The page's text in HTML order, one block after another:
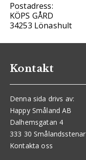
Postadress:
KÖPS GÅRD
34253 Lönashult
Kontakt
Denna sida drivs av:
Happy Småland AB
Dalhemsgatan 4
333 30 Smålandsstenar
Kontakta oss